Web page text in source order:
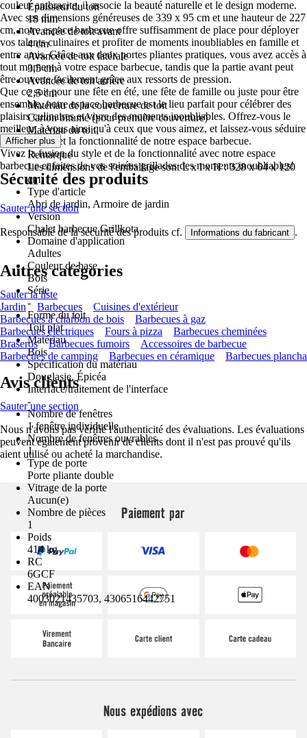
Épaisseur du toit
18 mm
Avancée de toit avant
4 cm
Avancée de toit latérale
3,5 cm
Avancée de toit arrière
2,5 cm
Matériau de la couverture de toit
Carton bitumé (pour première couverture)
Matériau du toit
Épicéa
Remarque
Les dimensions de l'emballage sont L x l x H : 328 x 64 x 120
cm.
Type d'article
Abri de jardin, Armoire de jardin
Version
Chalet barbecue Grillkota
Domaine d'application
Adultes
Couleur de base
Bois
Série
-
Forme du toit
Toit plat
Matériau
Bois
Spécification du matériau
Douglasie, Épicéa
Interface/traitement de l'interface
-
Nombre de fenêtres
1 fenêtre individuelle
Nombre de fenêtres ouvrables
1
Type de porte
Porte pliante double
Vitrage de la porte
Aucun(e)
Nombre de pièces
1
Poids
414 kg
RC
6GCF
EAN
4003021435703, 4306516442751
couleur anthracite, il associe la beauté naturelle et le design moderne.
Avec ses dimensions généreuses de 339 x 95 cm et une hauteur de 227
cm, notre espace barbecue offre suffisamment de place pour déployer
vos talents culinaires et profiter de moments inoubliables en famille et
entre amis. Grâce aux deux portes pliantes pratiques, vous avez accès à
tout moment à votre espace barbecue, tandis que la partie avant peut
être ouverte facilement grâce aux ressorts de pression.
Que ce soit pour une fête en été, une fête de famille ou juste pour être
ensemble, notre espace barbecue est le lieu parfait pour célébrer des
plaisirs culinaires et vivre des moments inoubliables. Offrez-vous le
meilleur, à vous ainsi qu'à ceux que vous aimez, et laissez-vous séduire
par la qualité et la fonctionnalité de notre espace barbecue.
Vivez la fusion du style et de la fonctionnalité avec notre espace
barbecue et faites de vos soirées grillades des moments inoubliables!
Afficher plus
Sécurité des produits
Sauter une section
Responsable de la sécurité des produits cf. Informations du fabricant .
Autres catégories
Sauter la liste
Jardin
Barbecues
Cuisines d'extérieur
Barbecues à charbon de bois
Barbecues à gaz
Barbecues électriques
Fours à pizza
Barbecues cheminées
Braseros
Barbecues fumoirs
Accessoires de barbecue
Barbecues de camping
Barbecues en céramique Barbecues plancha
Avis clients
Sauter une section
Nous n'avons pas vérifié l'authenticité des évaluations. Les évaluations
peuvent également provenir de clients dont il n'est pas prouvé qu'ils
aient utilisé ou acheté la marchandise.
Paiement par
Nous expédions avec